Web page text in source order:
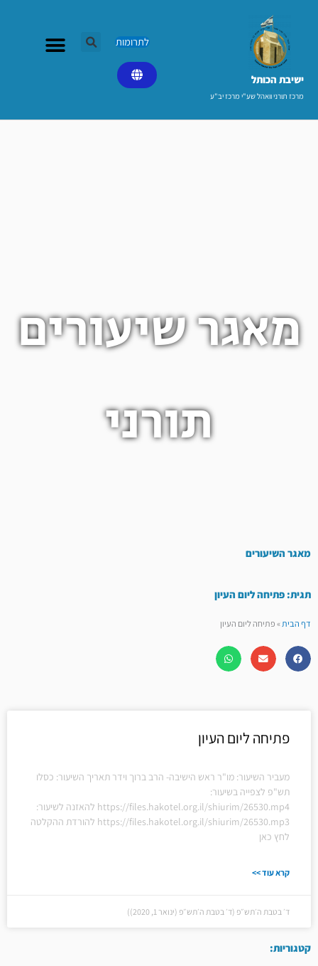
ישיבת הכותל​
מרכז תורני וואהל שע"י מרכז יב"ע
לתרומות
מאגר שיעורים
תורני
מאגר השיעורים
תגית: פתיחה ליום העיון
דף הבית»פתיחה ליום העיון
פתיחה ליום העיון
מעביר השיעור: מו"ר ראש הישיבה- הרב ברוך וידר תאריך השיעור: כסלו
תש"פ לצפייה בשיעור:
https://files.hakotel.org.il/shiurim/26530.mp4 להאזנה לשיעור:
https://files.hakotel.org.il/shiurim/26530.mp3 להורדת ההקלטה
לחץ כאן
קרא עוד >>
ד׳ בטבת ה׳תש״פ (ד׳ בטבת ה׳תש״פ (ינואר 1, 2020))
קטגוריות: